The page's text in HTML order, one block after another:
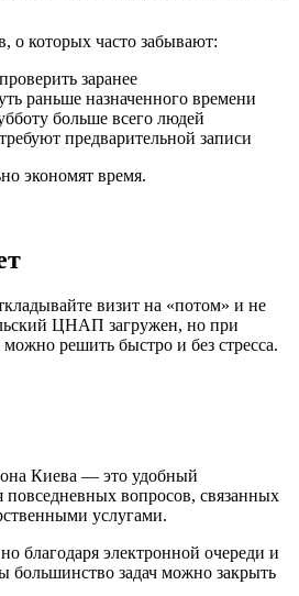
о которых часто забывают:
заранее
раньше назначенного времени
больше всего людей
предварительной записи
экономят время.
визит на «потом» и не
ЦНАП загружен, но при
решить быстро и без стресса.
Киева — это удобный
вопросов, связанных
услугами.
благодаря электронной очереди и
большинство задач можно закрыть